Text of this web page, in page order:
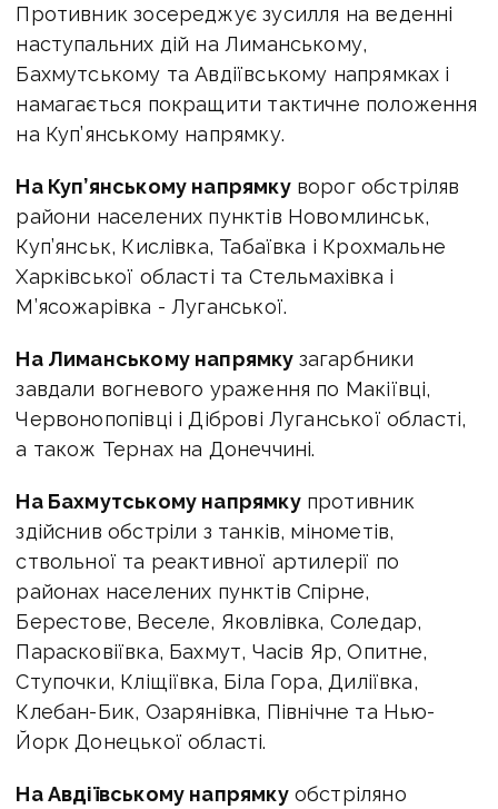
Противник зосереджує зусилля на веденні
наступальних дій на Лиманському,
Бахмутському та Авдіївському напрямках і
намагається покращити тактичне положення
на Куп’янському напрямку.
На Куп’янському напрямкуворог обстріляв
райони населених пунктів Новомлинськ,
Куп’янськ, Кислівка, Табаївка і Крохмальне
Харківської області та Стельмахівка і
М’ясожарівка - Луганської.
На Лиманському напрямку загарбники
завдали вогневого ураження по Макіївці,
Червонопопівці і Діброві Луганської області,
а також Тернах на Донеччині.
На Бахмутському напрямкупротивник
здійснив обстріли з танків, мінометів,
ствольної та реактивної артилерії по
районах населених пунктів Спірне,
Берестове, Веселе, Яковлівка, Соледар,
Парасковіївка, Бахмут, Часів Яр, Опитне,
Ступочки, Кліщіївка, Біла Гора, Диліївка,
Клебан-Бик, Озарянівка, Північне та Нью-
Йорк Донецької області.
На Авдіївському напрямкуобстріляно